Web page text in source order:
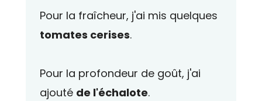
Pour la fraîcheur, j'ai mis quelques
tomates cerises.
Pour la profondeur de goût, j'ai
ajouté de l'échalote.